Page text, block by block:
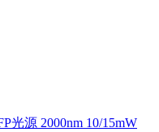
光源 2000nm 10/15mW